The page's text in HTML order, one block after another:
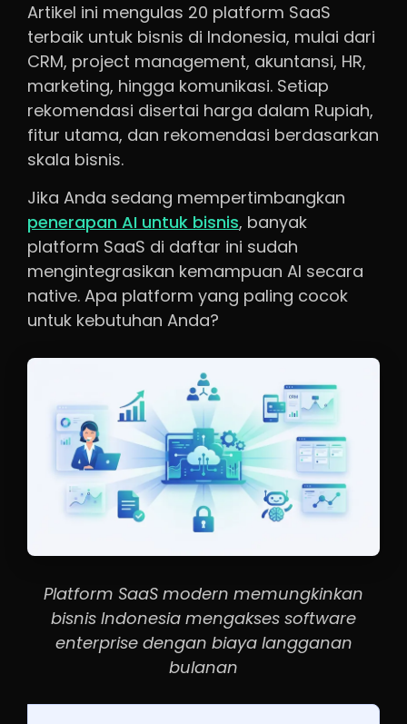
Artikel ini mengulas 20 platform SaaS
terbaik untuk bisnis di Indonesia, mulai dari
CRM, project management, akuntansi, HR,
marketing, hingga komunikasi. Setiap
rekomendasi disertai harga dalam Rupiah,
fitur utama, dan rekomendasi berdasarkan
skala bisnis.
Jika Anda sedang mempertimbangkan
penerapan AI untuk bisnis, banyak
platform SaaS di daftar ini sudah
mengintegrasikan kemampuan AI secara
native. Apa platform yang paling cocok
untuk kebutuhan Anda?
Platform SaaS modern memungkinkan
bisnis Indonesia mengakses software
enterprise dengan biaya langganan
bulanan